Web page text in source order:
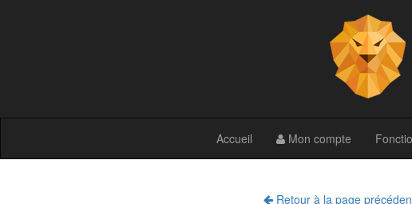
Accueil Mon compte
Retour à la page